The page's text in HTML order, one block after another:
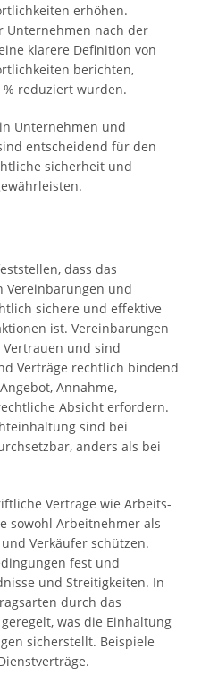
erhöhen.
Unternehmen nach der
klarere Definition von
berichten,
reduziert wurden.
Unternehmen und
entscheidend für den
sicherheit und
dass das
Vereinbarungen und
sichere und effektive
ist. Vereinbarungen
und sind
Verträge rechtlich bindend
Annahme,
Absicht erfordern.
sind bei
anders als bei
Verträge wie Arbeits-
sowohl Arbeitnehmer als
Verkäufer schützen.
fest und
und Streitigkeiten. In
durch das
was die Einhaltung
sicherstellt. Beispiele